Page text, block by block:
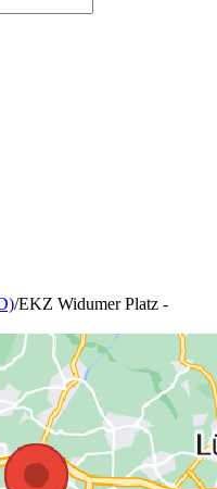
/EKZ Widumer Platz -